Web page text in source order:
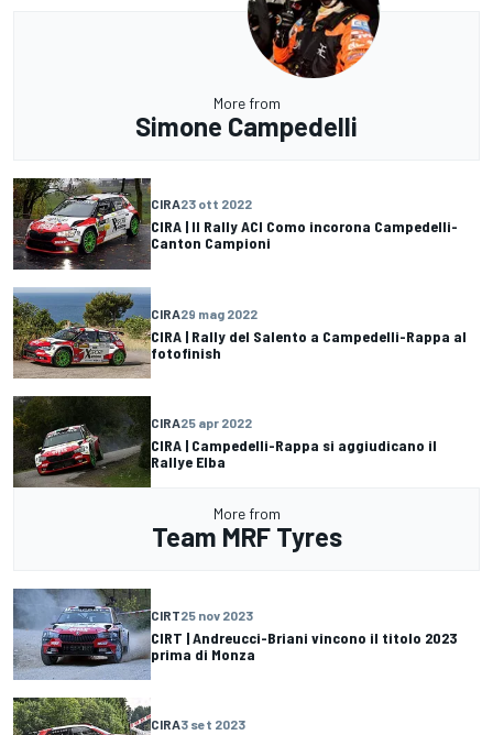
More from
Simone Campedelli
CIRA23 ott 2022
CIRA | Il Rally ACI Como incorona Campedelli-
Canton Campioni
CIRA29 mag 2022
CIRA | Rally del Salento a Campedelli-Rappa al
fotofinish
CIRA25 apr 2022
CIRA | Campedelli-Rappa si aggiudicano il
Rallye Elba
More from
Team MRF Tyres
CIRT25 nov 2023
CIRT | Andreucci-Briani vincono il titolo 2023
prima di Monza
CIRA3 set 2023